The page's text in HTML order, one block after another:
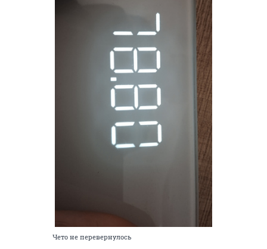
Чето не перевернулось